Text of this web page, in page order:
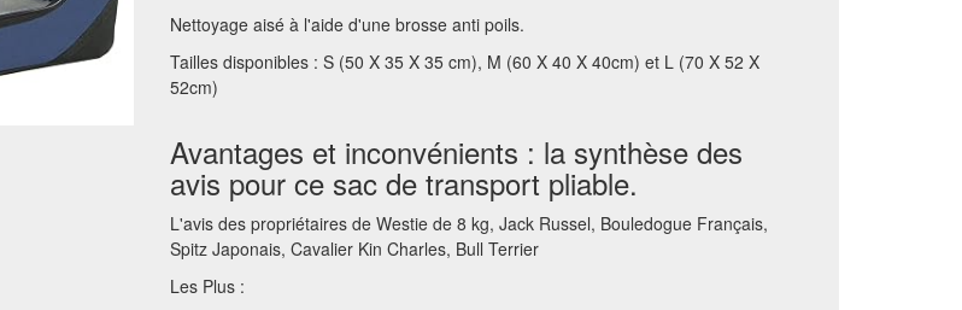
Nettoyage aisé à l'aide d'une brosse anti poils.
Tailles disponibles : S (50 X 35 X 35 cm), M (60 X 40 X 40cm) et L (70 X 52 X
52cm)
Avantages et inconvénients : la synthèse des
avis pour ce sac de transport pliable.
L'avis des propriétaires de Westie de 8 kg, Jack Russel, Bouledogue Français,
Spitz Japonais, Cavalier Kin Charles, Bull Terrier
Les Plus :